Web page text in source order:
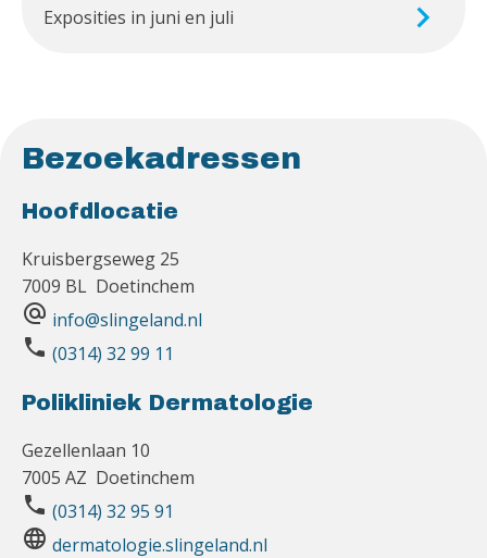
Exposities in juni en juli
Bezoekadressen
Hoofdlocatie
Kruisbergseweg 25
7009 BL Doetinchem
alternate_email info@slingeland.nl
phone (0314) 32 99 11
Polikliniek Dermatologie
Gezellenlaan 10
7005 AZ Doetinchem
phone (0314) 32 95 91
language dermatologie.slingeland.nl